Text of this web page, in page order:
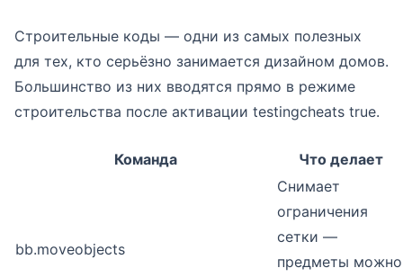
Строительные коды — одни из самых полезных
для тех, кто серьёзно занимается дизайном домов.
Большинство из них вводятся прямо в режиме
строительства после активации testingcheats true.
Команда Что делает
bb.moveobjects
Снимает
ограничения
сетки —
предметы можно